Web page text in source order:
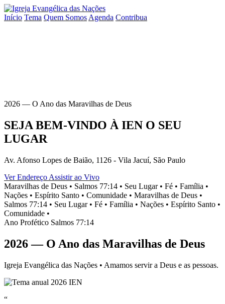
Início Tema Quem Somos Agenda Contribua
2026 — O Ano das Maravilhas de Deus
SEJA BEM-VINDO À IEN O SEU
LUGAR
Av. Afonso Lopes de Baião, 1126 - Vila Jacuí, São Paulo
Ver Endereço Assistir ao Vivo
Maravilhas de Deus • Salmos 77:14 • Seu Lugar • Fé • Família •
Nações • Espírito Santo • Comunidade • Maravilhas de Deus •
Salmos 77:14 • Seu Lugar • Fé • Família • Nações • Espírito Santo •
Comunidade •
Ano Profético Salmos 77:14
2026 — O Ano das Maravilhas de Deus
Igreja Evangélica das Nações • Amamos servir a Deus e as pessoas.
“